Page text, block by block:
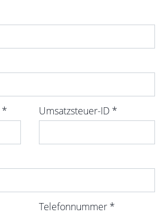
* Umsatzsteuer-ID *
Telefonnummer *